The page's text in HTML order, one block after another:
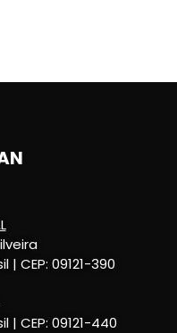
| CEP: 09121-390
| CEP: 09121-440